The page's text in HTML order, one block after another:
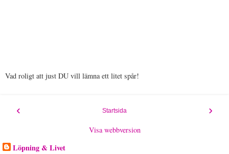
Vad roligt att just DU vill lämna ett litet spår!
‹ ›
Startsida
Visa webbversion
Löpning & Livet